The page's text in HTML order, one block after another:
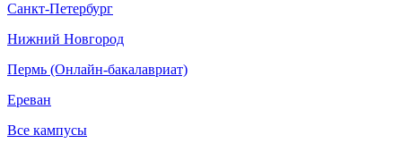
Санкт-Петербург
Нижний Новгород
Пермь (Онлайн-бакалавриат)
Ереван
Все кампусы